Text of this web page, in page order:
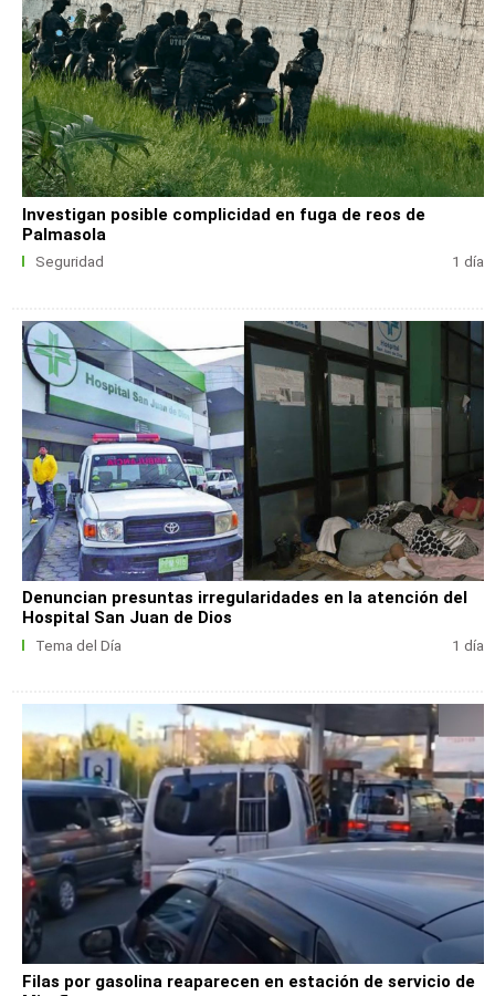
Investigan posible complicidad en fuga de reos de
Palmasola
Seguridad 1 día
Denuncian presuntas irregularidades en la atención del
Hospital San Juan de Dios
Tema del Día 1 día
Filas por gasolina reaparecen en estación de servicio de